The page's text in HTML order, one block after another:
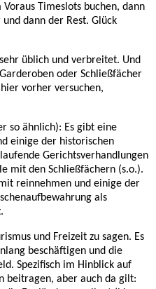
Timeslots buchen, dann
dann der Rest. Glück
üblich und verbreitet. Und
oder Schließfächer
vorher versuchen,
so ähnlich): Es gibt eine
einige der historischen
Gerichtsverhandlungen
mit den Schließfächern (s.o.).
reinnehmen und einige der
als
und Freizeit zu sagen. Es
beschäftigen und die
Spezifisch im Hinblick auf
beitragen, aber auch da gilt: